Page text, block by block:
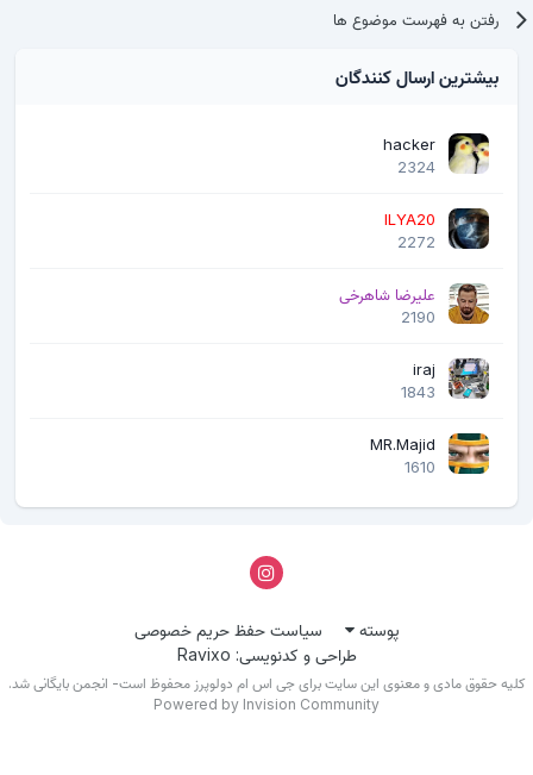
رفتن به فهرست موضوع ها
بیشترین ارسال کنندگان
hacker
2324
ILYA20
2272
علیرضا شاهرخی
2190
iraj
1843
MR.Majid
1610
پوسته
سیاست حفظ حریم خصوصی
طراحی و کدنویسی: Ravixo
حقوق مادی و معنوی این سایت برای جی اس ام دولوپرز محفوظ است- انجمن بایگانی شد.
Powered by Invision Community